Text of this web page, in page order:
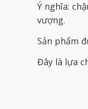
Ý nghĩa:
vượng.
Sản phẩm
Đây là lựa